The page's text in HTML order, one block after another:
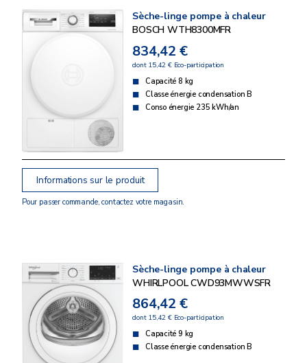
Sèche-linge pompe à chaleur
BOSCH WTH8300MFR
834,42 €
dont 15,42 € Eco-participation
Capacité 8 kg
Classe énergie condensation B
Conso énergie 235 kWh/an
Informations sur le produit
Pour passer commande, contactez votre magasin.
Sèche-linge pompe à chaleur
WHIRLPOOL CWD93MWWSFR
864,42 €
dont 15,42 € Eco-participation
Capacité 9 kg
Classe énergie condensation B